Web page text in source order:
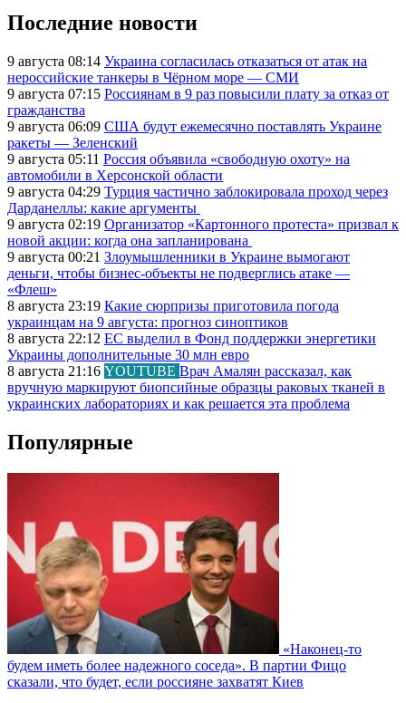
Последние новости
9 августа 08:14 Украина согласилась отказаться от атак на
нероссийские танкеры в Чёрном море — СМИ
9 августа 07:15 Россиянам в 9 раз повысили плату за отказ от
гражданства
9 августа 06:09 США будут ежемесячно поставлять Украине
ракеты — Зеленский
9 августа 05:11 Россия объявила «свободную охоту» на
автомобили в Херсонской области
9 августа 04:29 Турция частично заблокировала проход через
Дарданеллы: какие аргументы
9 августа 02:19 Организатор «Картонного протеста» призвал к
новой акции: когда она запланирована
9 августа 00:21 Злоумышленники в Украине вымогают
деньги, чтобы бизнес-объекты не подверглись атаке —
«Флеш»
8 августа 23:19 Какие сюрпризы приготовила погода
украинцам на 9 августа: прогноз синоптиков
8 августа 22:12 ЕС выделил в Фонд поддержки энергетики
Украины дополнительные 30 млн евро
8 августа 21:16 YOUTUBE Врач Амалян рассказал, как
вручную маркируют биопсийные образцы раковых тканей в
украинских лабораториях и как решается эта проблема
Популярные
«Наконец-то
будем иметь более надежного соседа». В партии Фицо
сказали, что будет, если россияне захватят Киев